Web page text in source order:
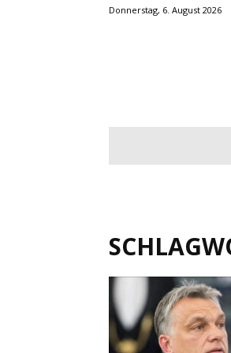
Donnerstag, 6. August 2026